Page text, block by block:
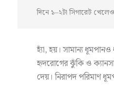
দিনে ১–২টা সিগারেট
হ্যাঁ, হয়। সামান্য
হৃদরোগের ঝুঁকি ও
দেয়। নিরাপদ পরিমাণ